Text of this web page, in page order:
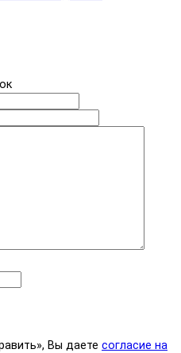
Вы даете согласие на